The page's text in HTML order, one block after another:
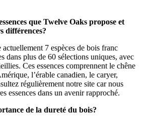
que Twelve Oaks propose et
différences?
7 espèces de bois franc
dans plus de 60 sélections uniques, avec
Ces essences comprennent le chêne
l’érable canadien, le caryer,
régulièrement notre site car nous
essences dans un avenir rapproché.
de la dureté du bois?